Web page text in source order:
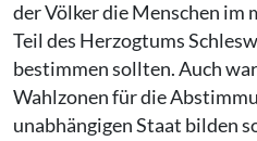
der Völker die Menschen
Teil des Herzogtums
bestimmen sollten. Auch
Wahlzonen für die
unabhängigen Staat bilden